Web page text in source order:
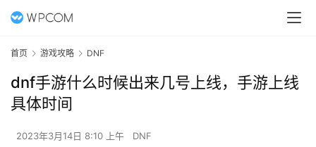
首页 游戏攻略 DNF
dnf手游什么时候出来几号上线，手游上线
具体时间
2023年3月14日 8:10 上午 DNF